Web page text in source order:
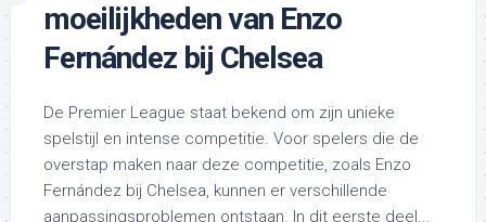
moeilijkheden van Enzo
Fernández bij Chelsea
De Premier League staat bekend om zijn unieke
spelstijl en intense competitie. Voor spelers die de
overstap maken naar deze competitie, zoals Enzo
Fernández bij Chelsea, kunnen er verschillende
aanpassingsproblemen ontstaan. In dit eerste deel...